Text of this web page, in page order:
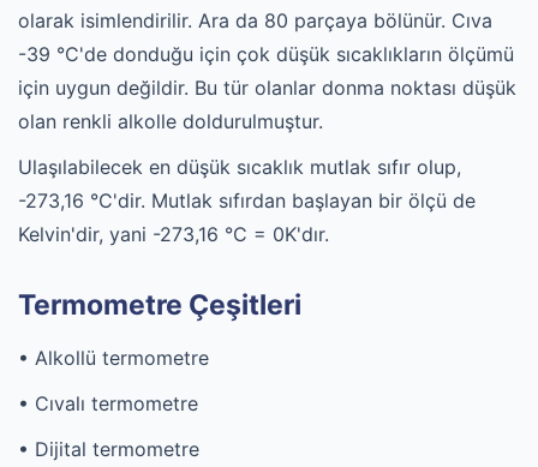
olarak isimlendirilir. Ara da 80 parçaya bölünür. Cıva
-39 °C'de donduğu için çok düşük sıcaklıkların ölçümü
için uygun değildir. Bu tür olanlar donma noktası düşük
olan renkli alkolle doldurulmuştur.
Ulaşılabilecek en düşük sıcaklık mutlak sıfır olup,
-273,16 °C'dir. Mutlak sıfırdan başlayan bir ölçü de
Kelvin'dir, yani -273,16 °C = 0K'dır.
Termometre Çeşitleri
• Alkollü termometre
• Cıvalı termometre
• Dijital termometre